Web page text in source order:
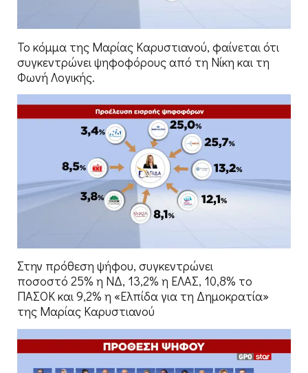
Το κόμμα της Μαρίας Καρυστιανού, φαίνεται ότι
συγκεντρώνει ψηφοφόρους από τη Νίκη και τη
Φωνή Λογικής.
Στην πρόθεση ψήφου, συγκεντρώνει
ποσοστό 25% η ΝΔ, 13,2% η ΕΛΑΣ, 10,8% το
ΠΑΣΟΚ και 9,2% η «Ελπίδα για τη Δημοκρατία»
της Μαρίας Καρυστιανού